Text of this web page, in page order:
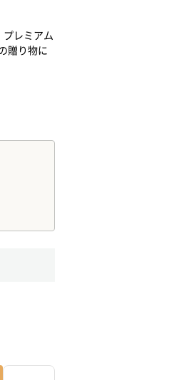
レミアム
贈り物に